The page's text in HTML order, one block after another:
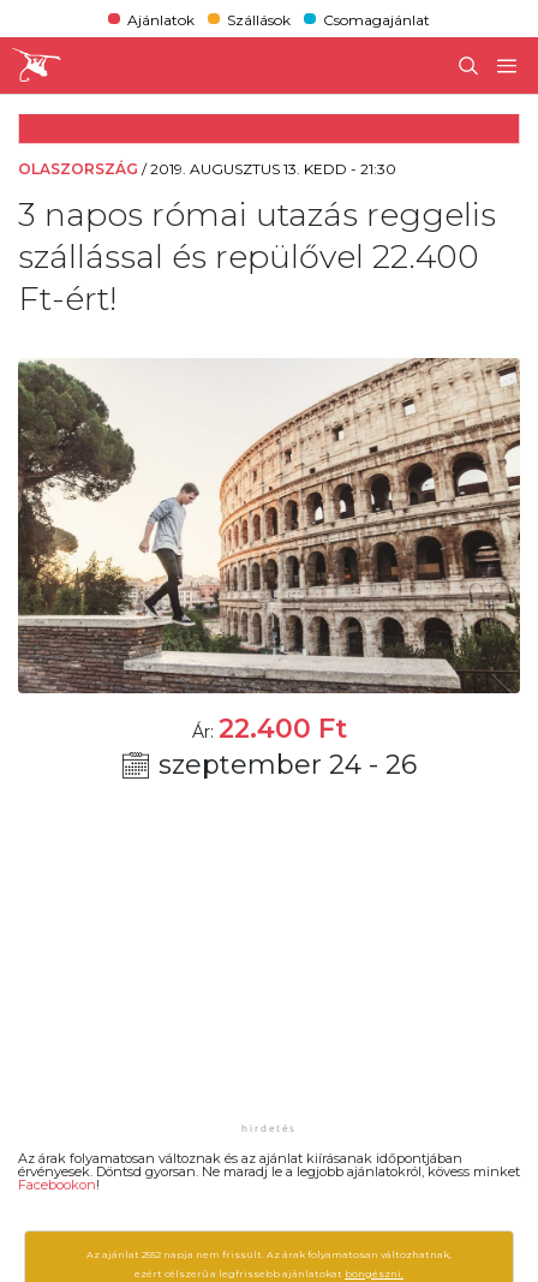
Ajánlatok Szállások Csomagajánlat
OLASZORSZÁG /2019. AUGUSZTUS 13. KEDD - 21:30
3 napos római utazás reggelis
szállással és repülővel 22.400
Ft-ért!
Ár: 22.400 Ft
szeptember 24 - 26
Az árak folyamatosan változnak és az ajánlat kiírásanak időpontjában
érvényesek. Döntsd gyorsan. Ne maradj le a legjobb ajánlatokról, kövess minket
Facebookon!
Az ajánlat 2552 napja nem frissült. Az árak folyamatosan változhatnak,
ezért célszerű a legfrissebb ajánlatokat böngészni.